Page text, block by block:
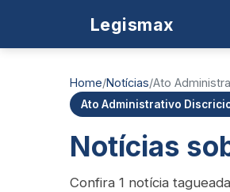
Legismax
Home/Notícias/Ato
Ato Administrativo
Notícias
Confira 1 notícia